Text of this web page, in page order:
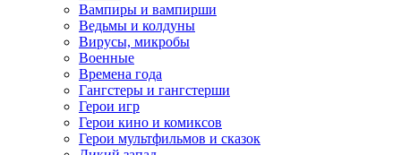
Вампиры и вампирши
Ведьмы и колдуны
Вирусы, микробы
Военные
Времена года
Гангстеры и гангстерши
Герои игр
Герои кино и комиксов
Герои мультфильмов и сказок